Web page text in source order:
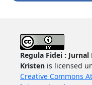
Regula Fidei :
Kristen is licensed
Creative Commons